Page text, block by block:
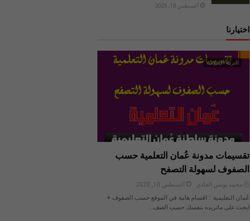
أغسطس 18, 2025
اختيارنا
التربية الإسلامية
تقسيمات مدونة عُمان التعلمية حسب
الصفوف لسهولة التصفح
محمد يونس الغادي
أغسطس 10, 2020
عُمان التعليمية :: اقسام هامة في الموقع حسب الصفوف +
ابحث على ماتريده بنفسك حسب الصف…